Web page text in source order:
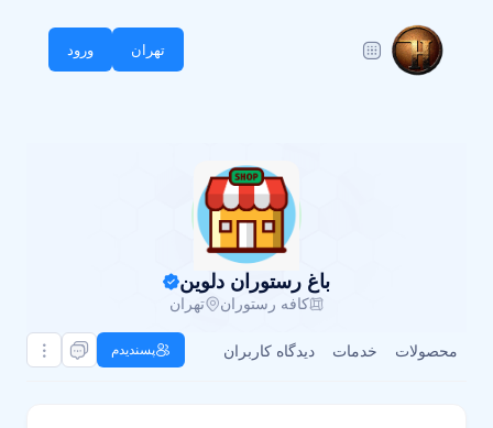
تهران ورود
باغ رستوران دلوین
کافه رستوران تهران
محصولات خدمات دیدگاه کاربران پسندیدم